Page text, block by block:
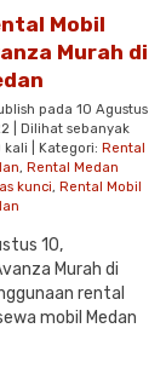
Mobil
Murah di
pada 10 Agustus
| Dilihat sebanyak
kali | Kategori: Rental
, Rental Medan
kunci, Rental Mobil
10,
Murah di
rental
mobil Medan